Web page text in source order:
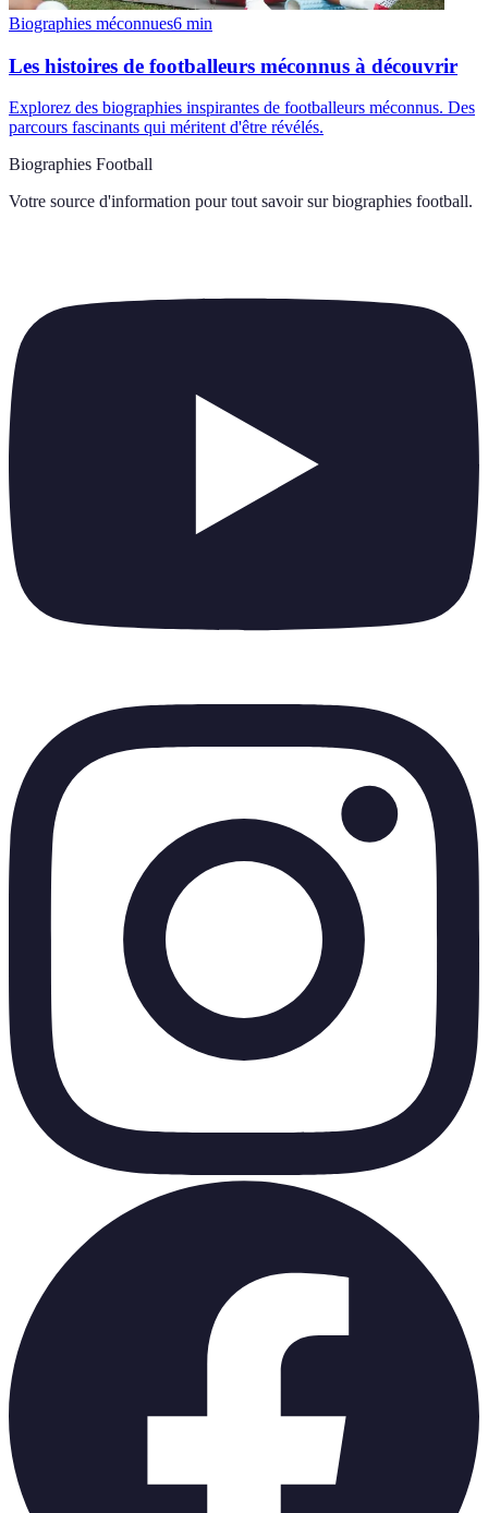
Biographies méconnues6 min
Les histoires de footballeurs méconnus à découvrir
Explorez des biographies inspirantes de footballeurs méconnus. Des
parcours fascinants qui méritent d'être révélés.
Biographies Football
Votre source d'information pour tout savoir sur biographies football.